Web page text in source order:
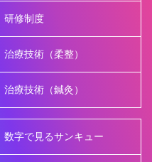
研修制度
治療技術（柔整）
治療技術（鍼灸）
数字で見るサンキュー